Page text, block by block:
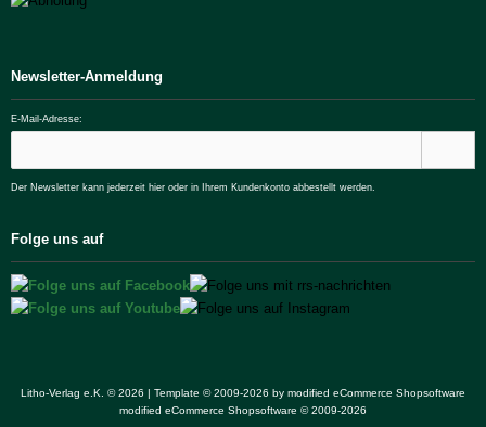
Newsletter-Anmeldung
E-Mail-Adresse:
Der Newsletter kann jederzeit hier oder in Ihrem Kundenkonto abbestellt werden.
Folge uns auf
Litho-Verlag e.K. © 2026 | Template © 2009-2026 by modified eCommerce Shopsoftware
modified eCommerce Shopsoftware © 2009-2026